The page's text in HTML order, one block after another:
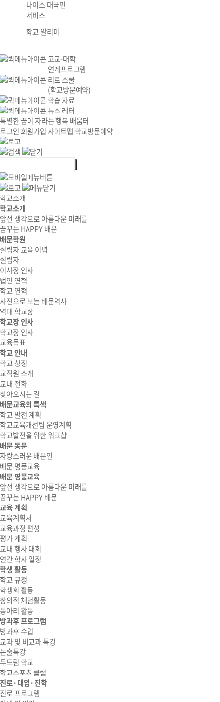
나이스 대국민
서비스
학교 알리미
고교-대학
연계프로그램
리로 스쿨
(학교방문예약)
학습 자료
뉴스 레터
특별한 꿈이 자라는 행복 배움터
로그인 회원가입사이트맵학교방문예약
학교소개
학교소개
앞선 생각으로 아름다운 미래를
꿈꾸는 HAPPY 배문
배문학원
설립자 교육 이념
설립자
이사장 인사
법인 연혁
학교 연혁
사진으로 보는 배문역사
역대 학교장
학교장 인사
학교장 인사
교육목표
학교 안내
학교 상징
교직원 소개
교내 전화
찾아오시는 길
배문교육의 특색
학교 발전 계획
학교교육개선팀 운영계획
학교발전을 위한 워크샵
배문 동문
자랑스러운 배문인
배문 명품교육
배문 명품교육
앞선 생각으로 아름다운 미래를
꿈꾸는 HAPPY 배문
교육 계획
교육계획서
교육과정 편성
평가 계획
교내 행사 대회
연간 학사 일정
학생 활동
학교 규정
학생회 활동
창의적 체험활동
동아리 활동
방과후 프로그램
방과후 수업
교과 및 비교과 특강
논술특강
두드림 학교
학교스포츠 클럽
진로·대입·진학
진로 프로그램